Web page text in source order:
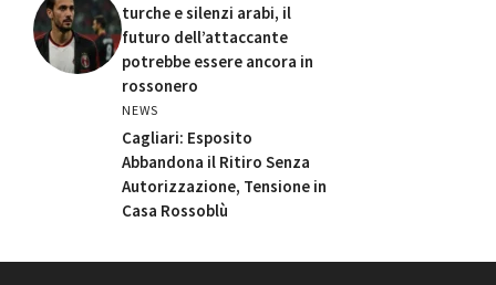
turche e silenzi arabi, il
futuro dell’attaccante
potrebbe essere ancora in
rossonero
NEWS
Cagliari: Esposito
Abbandona il Ritiro Senza
Autorizzazione, Tensione in
Casa Rossoblù